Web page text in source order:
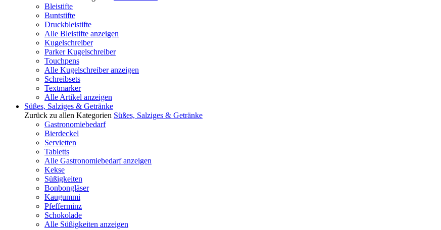
Bleistifte
Buntstifte
Druckbleistifte
Alle Bleistifte anzeigen
Kugelschreiber
Parker Kugelschreiber
Touchpens
Alle Kugelschreiber anzeigen
Schreibsets
Textmarker
Alle Artikel anzeigen
Süßes, Salziges & Getränke
Zurück zu allen Kategorien Süßes, Salziges & Getränke
Gastronomiebedarf
Bierdeckel
Servietten
Tabletts
Alle Gastronomiebedarf anzeigen
Kekse
Süßigkeiten
Bonbongläser
Kaugummi
Pfefferminz
Schokolade
Alle Süßigkeiten anzeigen